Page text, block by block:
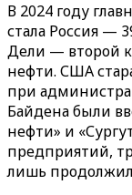
В 2024 году
стала Россия —
Дели — второй
нефти. США
при
Байдена были
нефти» и
предприятий,
лишь